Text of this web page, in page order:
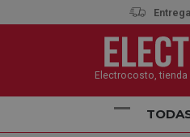
Electrocosto,